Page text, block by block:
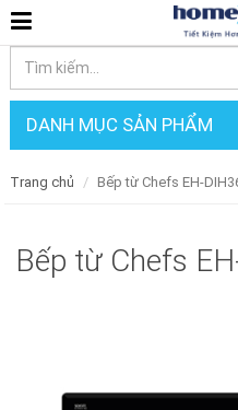
DANH MỤC SẢN PHẨM
Trang chủ Bếp từ Chefs EH-
Bếp từ Chefs